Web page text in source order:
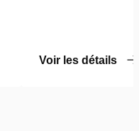
Voir les détails